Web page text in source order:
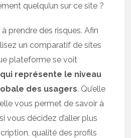
quelqu’un sur ce site ?
prendre des risques. Afin
un comparatif de sites
plateforme se voit
représente le niveau
des usagers. Qu’elle
vous permet de savoir à
vous décidez d’aller plus
qualité des profils